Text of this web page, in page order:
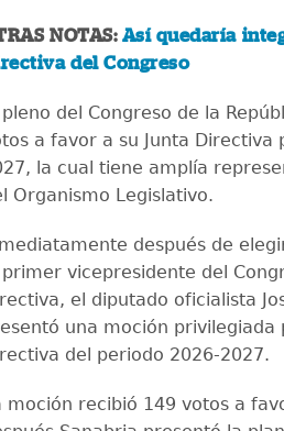
NOTAS: Así quedaría
del Congreso
pleno del Congreso de la
a favor a su Junta Directiva
la cual tiene amplía
Organismo Legislativo.
después de
vicepresidente del
el diputado oficialista
una moción privilegiada
del periodo 2026-2027.
moción recibió 149 votos a